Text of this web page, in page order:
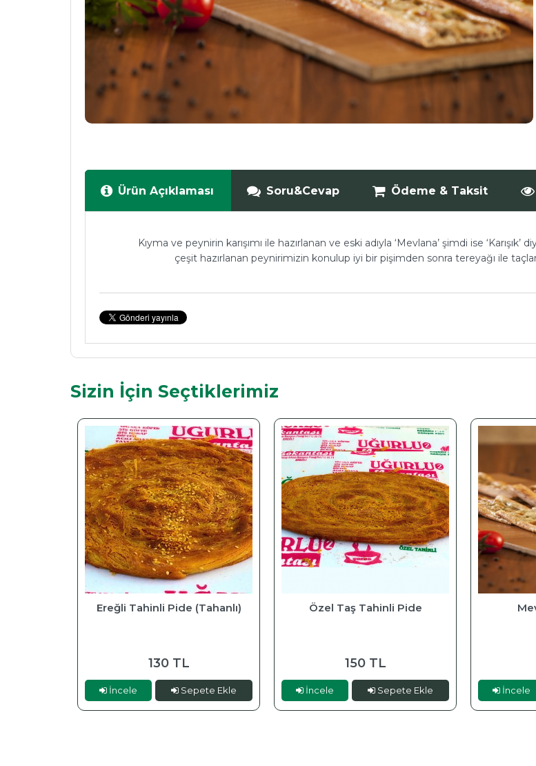
Ürün Açıklaması Soru&Cevap Ödeme & Taksit
Kıyma ve peynirin karışımı ile hazırlanan ve eski adıyla ‘Mevlana’ şimdi ise
çeşit hazırlanan peynirimizin konulup iyi bir pişimden sonra tereyağı ile
Sizin İçin Seçtiklerimiz
Ereğli Tahinli Pide (Tahanlı)
130 TL
İncele Sepete Ekle
Özel Taş Tahinli Pide
150 TL
İncele Sepete Ekle İncele